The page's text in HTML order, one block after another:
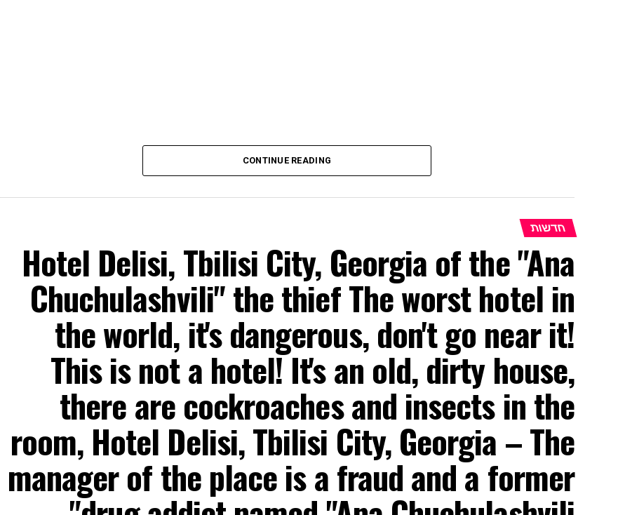
CONTINUE READING
חדשות
Hotel Delisi, Tbilisi City, Georgia of the "Ana
Chuchulashvili" the thief The worst hotel in
the world, it's dangerous, don't go near it!
This is not a hotel! It's an old, dirty house,
there are cockroaches and insects in the
room, Hotel Delisi, Tbilisi City, Georgia – The
manager of the place is a fraud and a former